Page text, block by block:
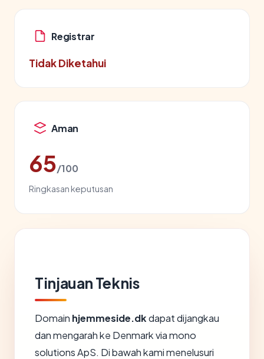
Registrar
Tidak Diketahui
Aman
65/100
Ringkasan keputusan
Tinjauan Teknis
Domain hjemmeside.dkdapat dijangkau
dan mengarah ke Denmark via mono
solutions ApS. Di bawah kami menelusuri